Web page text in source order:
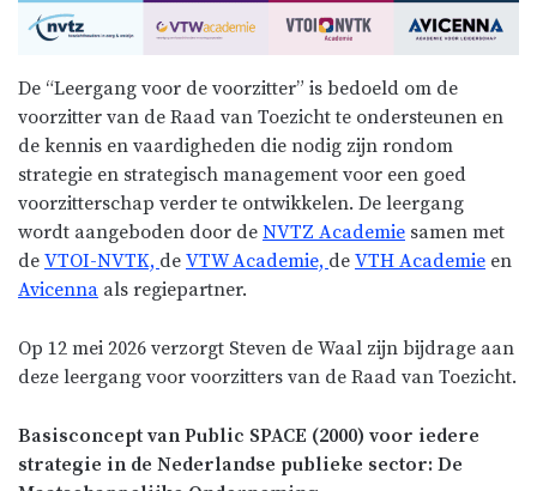
De “Leergang voor de voorzitter” is bedoeld om de
voorzitter van de Raad van Toezicht te ondersteunen en
de kennis en vaardigheden die nodig zijn rondom
strategie en strategisch management voor een goed
voorzitterschap verder te ontwikkelen. De leergang
wordt aangeboden door de NVTZ Academie samen met
de VTOI-NVTK, de VTW Academie, de VTH Academie en
Avicenna als regiepartner.
Op 12 mei 2026 verzorgt Steven de Waal zijn bijdrage aan
deze leergang voor voorzitters van de Raad van Toezicht.
Basisconcept van Public SPACE (2000) voor iedere
strategie in de Nederlandse publieke sector: De